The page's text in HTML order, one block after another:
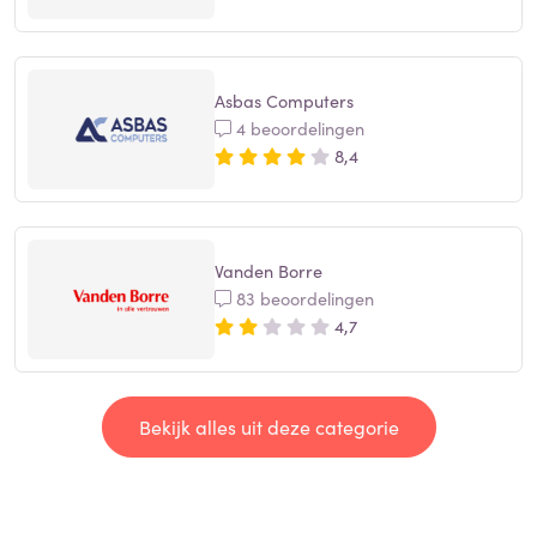
Asbas Computers
4 beoordelingen
8,4
Vanden Borre
83 beoordelingen
4,7
Bekijk alles uit deze categorie